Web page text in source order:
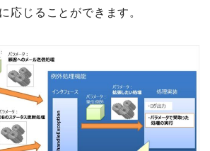
応じることができます。